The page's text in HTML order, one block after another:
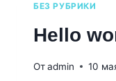
БЕЗ РУБРИКИ
Hello
Отadmin 10